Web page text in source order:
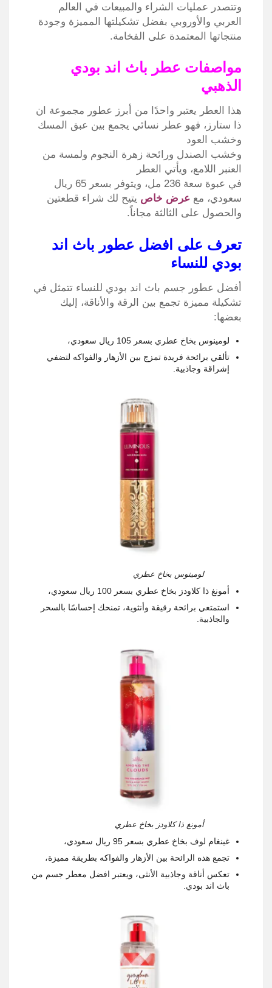
وتتصدر عمليات الشراء والمبيعات في العالم
العربي والأوروبي بفضل تشكيلتها المميزة وجودة
منتجاتها المعتمدة على الفخامة.
مواصفات عطر باث اند بودي
الذهبي
هذا العطر يعتبر واحدًا من أبرز عطور مجموعة ان
ذا ستارز، فهو عطر نسائي يجمع بين عبق المسك
وخشب العود
وخشب الصندل ورائحة زهرة النجوم ولمسة من
العنبر اللامع، ويأتي العطر
في عبوة سعة 236 مل، ويتوفر بسعر 65 ريال
سعودي، مع عرض خاص يتيح لك شراء قطعتين
والحصول على الثالثة مجاناً.
تعرف على افضل عطور باث اند
بودي للنساء
أفضل عطور جسم باث اند بودي للنساء تتمثل في
تشكيلة مميزة تجمع بين الرقة والأناقة، إليك
بعضها:
لومينوس بخاخ عطري بسعر 105 ريال سعودي،
تألقي برائحة فريدة تمزج بين الأزهار والفواكه لتضفي
إشراقة وجاذبية.
لومينوس بخاخ عطري
أمونغ ذا كلاودز بخاخ عطري بسعر 100 ريال سعودي،
استمتعي برائحة رقيقة وأنثوية، تمنحك إحساسًا بالسحر
والجاذبية.
أمونغ ذا كلاودز بخاخ عطري
غينغام لوف بخاخ عطري بسعر 95 ريال سعودي،
تجمع هذه الرائحة بين الأزهار والفواكه بطريقة مميزة،
تعكس أناقة وجاذبية الأنثى، ويعتبر افضل معطر جسم من
باث اند بودي.